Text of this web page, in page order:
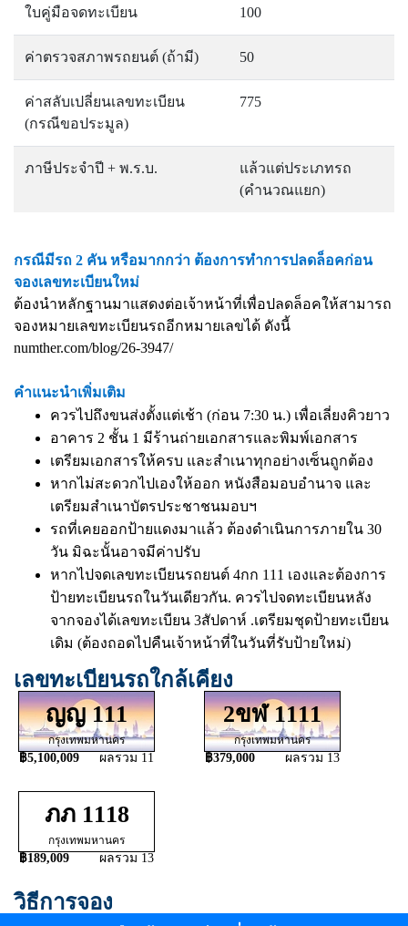
ใบคู่มือจดทะเบียน 100
ค่าตรวจสภาพรถยนต์ (ถ้ามี) 50
ค่าสลับเปลี่ยนเลขทะเบียน
(กรณีขอประมูล)
775
ภาษีประจำปี + พ.ร.บ.
แล้วแต่ประเภทรถ
(คำนวณแยก)
กรณีมีรถ 2 คัน หรือมากกว่า ต้องการทำการปลดล็อคก่อน
จองเลขทะเบียนใหม่
ต้องนำหลักฐานมาแสดงต่อเจ้าหน้าที่เพื่อปลดล็อคให้สามารถ
จองหมายเลขทะเบียนรถอีกหมายเลขได้ ดังนี้
numther.com/blog/26-3947/
คำแนะนำเพิ่มเติม
ควรไปถึงขนส่งตั้งแต่เช้า (ก่อน 7:30 น.) เพื่อเลี่ยงคิวยาว
อาคาร 2 ชั้น 1 มีร้านถ่ายเอกสารและพิมพ์เอกสาร
เตรียมเอกสารให้ครบ และสำเนาทุกอย่างเซ็นถูกต้อง
หากไม่สะดวกไปเองให้ออก หนังสือมอบอำนาจ และ
เตรียมสำเนาบัตรประชาชนมอบฯ
รถที่เคยออกป้ายแดงมาแล้ว ต้องดำเนินการภายใน 30
วัน มิฉะนั้นอาจมีค่าปรับ
หากไปจดเลขทะเบียนรถยนต์ 4กก 111 เองและต้องการ
ป้ายทะเบียนรถในวันเดียวกัน. ควรไปจดทะเบียนหลัง
จากจองได้เลขทะเบียน 3สัปดาห์ .เตรียมชุดป้ายทะเบียน
เดิม (ต้องถอดไปคืนเจ้าหน้าที่ในวันที่รับป้ายใหม่)
เลขทะเบียนรถใกล้เคียง
ญญ 111
กรุงเทพมหานคร
฿5,100,009 ผลรวม 11
2ขฬ 1111
กรุงเทพมหานคร
฿379,000 ผลรวม 13
ภภ 1118
กรุงเทพมหานคร
฿189,009 ผลรวม 13
วิธีการจอง